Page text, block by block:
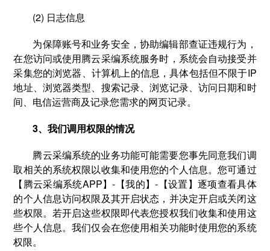
(2) 日志信息
为保障账号和业务安全，协助编辑部查证违规行为，
在您访问或使用腾云采编系统服务时，系统会自动接受并
采集您的浏览器、计算机上的信息，具体包括但不限于IP
地址、浏览器类型、搜索记录、浏览记录、访问日期和时
间、电信运营商及记录您需求的网页记录。
3、我们调用权限的情况
腾云采编系统的业务功能可能需要您事先同意我们调
取相关的系统权限以收集和使用您的个人信息。您可通过
【腾云采编系统APP】-【我的】-【设置】逐项查看具体
的个人信息访问权限及其开启状态，并决定开启或关闭这
些权限。若开启这些权限即代表您授权我们收集和使用这
些个人信息。我们仅会在您使用相关功能时使用您的系统
权限。